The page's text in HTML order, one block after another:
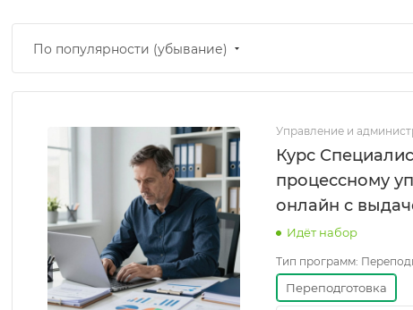
По популярности (убывание)
Управление и
Курс
процессному
онлайн с
Идёт набор
Тип программ:
Переподготовка